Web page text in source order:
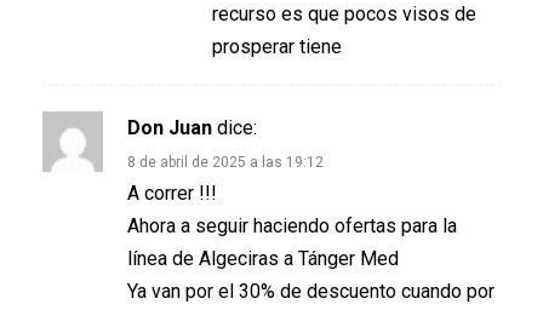
recurso es que pocos visos de
prosperar tiene
Don Juan dice:
8 de abril de 2025 a las 19:12
A correr !!!
Ahora a seguir haciendo ofertas para la
línea de Algeciras a Tánger Med
Ya van por el 30% de descuento cuando por